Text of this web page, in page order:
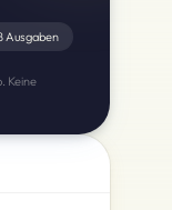
Ausgaben
Keine